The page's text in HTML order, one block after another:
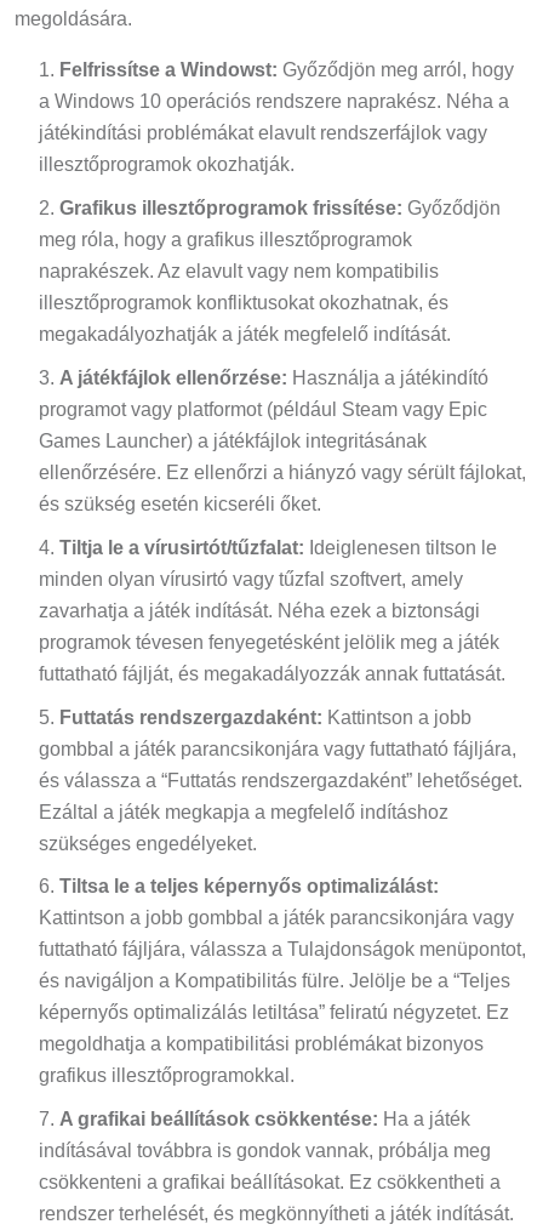
megoldására.
Felfrissítse a Windowst: Győződjön meg arról, hogy
a Windows 10 operációs rendszere naprakész. Néha a
játékindítási problémákat elavult rendszerfájlok vagy
illesztőprogramok okozhatják.
Grafikus illesztőprogramok frissítése: Győződjön
meg róla, hogy a grafikus illesztőprogramok
naprakészek. Az elavult vagy nem kompatibilis
illesztőprogramok konfliktusokat okozhatnak, és
megakadályozhatják a játék megfelelő indítását.
A játékfájlok ellenőrzése: Használja a játékindító
programot vagy platformot (például Steam vagy Epic
Games Launcher) a játékfájlok integritásának
ellenőrzésére. Ez ellenőrzi a hiányzó vagy sérült fájlokat,
és szükség esetén kicseréli őket.
Tiltja le a vírusirtót/tűzfalat: Ideiglenesen tiltson le
minden olyan vírusirtó vagy tűzfal szoftvert, amely
zavarhatja a játék indítását. Néha ezek a biztonsági
programok tévesen fenyegetésként jelölik meg a játék
futtatható fájlját, és megakadályozzák annak futtatását.
Futtatás rendszergazdaként: Kattintson a jobb
gombbal a játék parancsikonjára vagy futtatható fájljára,
és válassza a “Futtatás rendszergazdaként” lehetőséget.
Ezáltal a játék megkapja a megfelelő indításhoz
szükséges engedélyeket.
Tiltsa le a teljes képernyős optimalizálást:
Kattintson a jobb gombbal a játék parancsikonjára vagy
futtatható fájljára, válassza a Tulajdonságok menüpontot,
és navigáljon a Kompatibilitás fülre. Jelölje be a “Teljes
képernyős optimalizálás letiltása” feliratú négyzetet. Ez
megoldhatja a kompatibilitási problémákat bizonyos
grafikus illesztőprogramokkal.
A grafikai beállítások csökkentése: Ha a játék
indításával továbbra is gondok vannak, próbálja meg
csökkenteni a grafikai beállításokat. Ez csökkentheti a
rendszer terhelését, és megkönnyítheti a játék indítását.